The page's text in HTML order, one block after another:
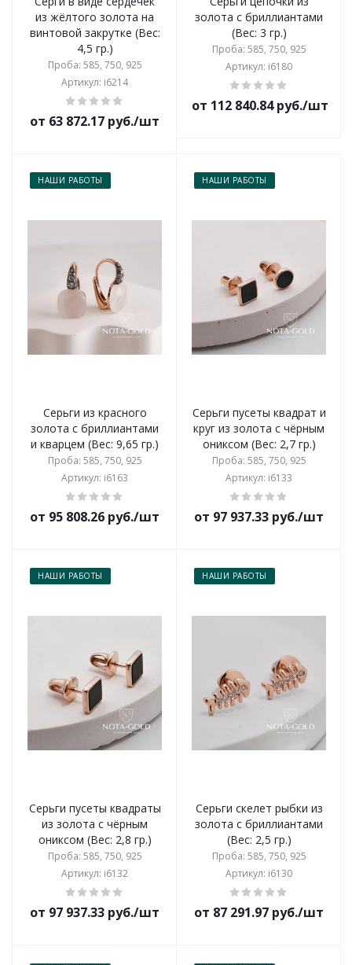
из жёлтого золота на
винтовой закрутке (Вес:
4,5 гр.)
Проба: 585, 750, 925
Артикул: i6214
от 63 872.17 руб./шт
золота с бриллиантами
(Вес: 3 гр.)
Проба: 585, 750, 925
Артикул: i6180
от 112 840.84 руб./шт
НАШИ РАБОТЫ
Серьги из красного
золота с бриллиантами
и кварцем (Вес: 9,65 гр.)
Проба: 585, 750, 925
Артикул: i6163
от 95 808.26 руб./шт
НАШИ РАБОТЫ
Серьги пусеты квадрат и
круг из золота с чёрным
ониксом (Вес: 2,7 гр.)
Проба: 585, 750, 925
Артикул: i6133
от 97 937.33 руб./шт
НАШИ РАБОТЫ
Серьги пусеты квадраты
из золота с чёрным
ониксом (Вес: 2,8 гр.)
Проба: 585, 750, 925
Артикул: i6132
от 97 937.33 руб./шт
НАШИ РАБОТЫ
Серьги скелет рыбки из
золота с бриллиантами
(Вес: 2,5 гр.)
Проба: 585, 750, 925
Артикул: i6130
от 87 291.97 руб./шт